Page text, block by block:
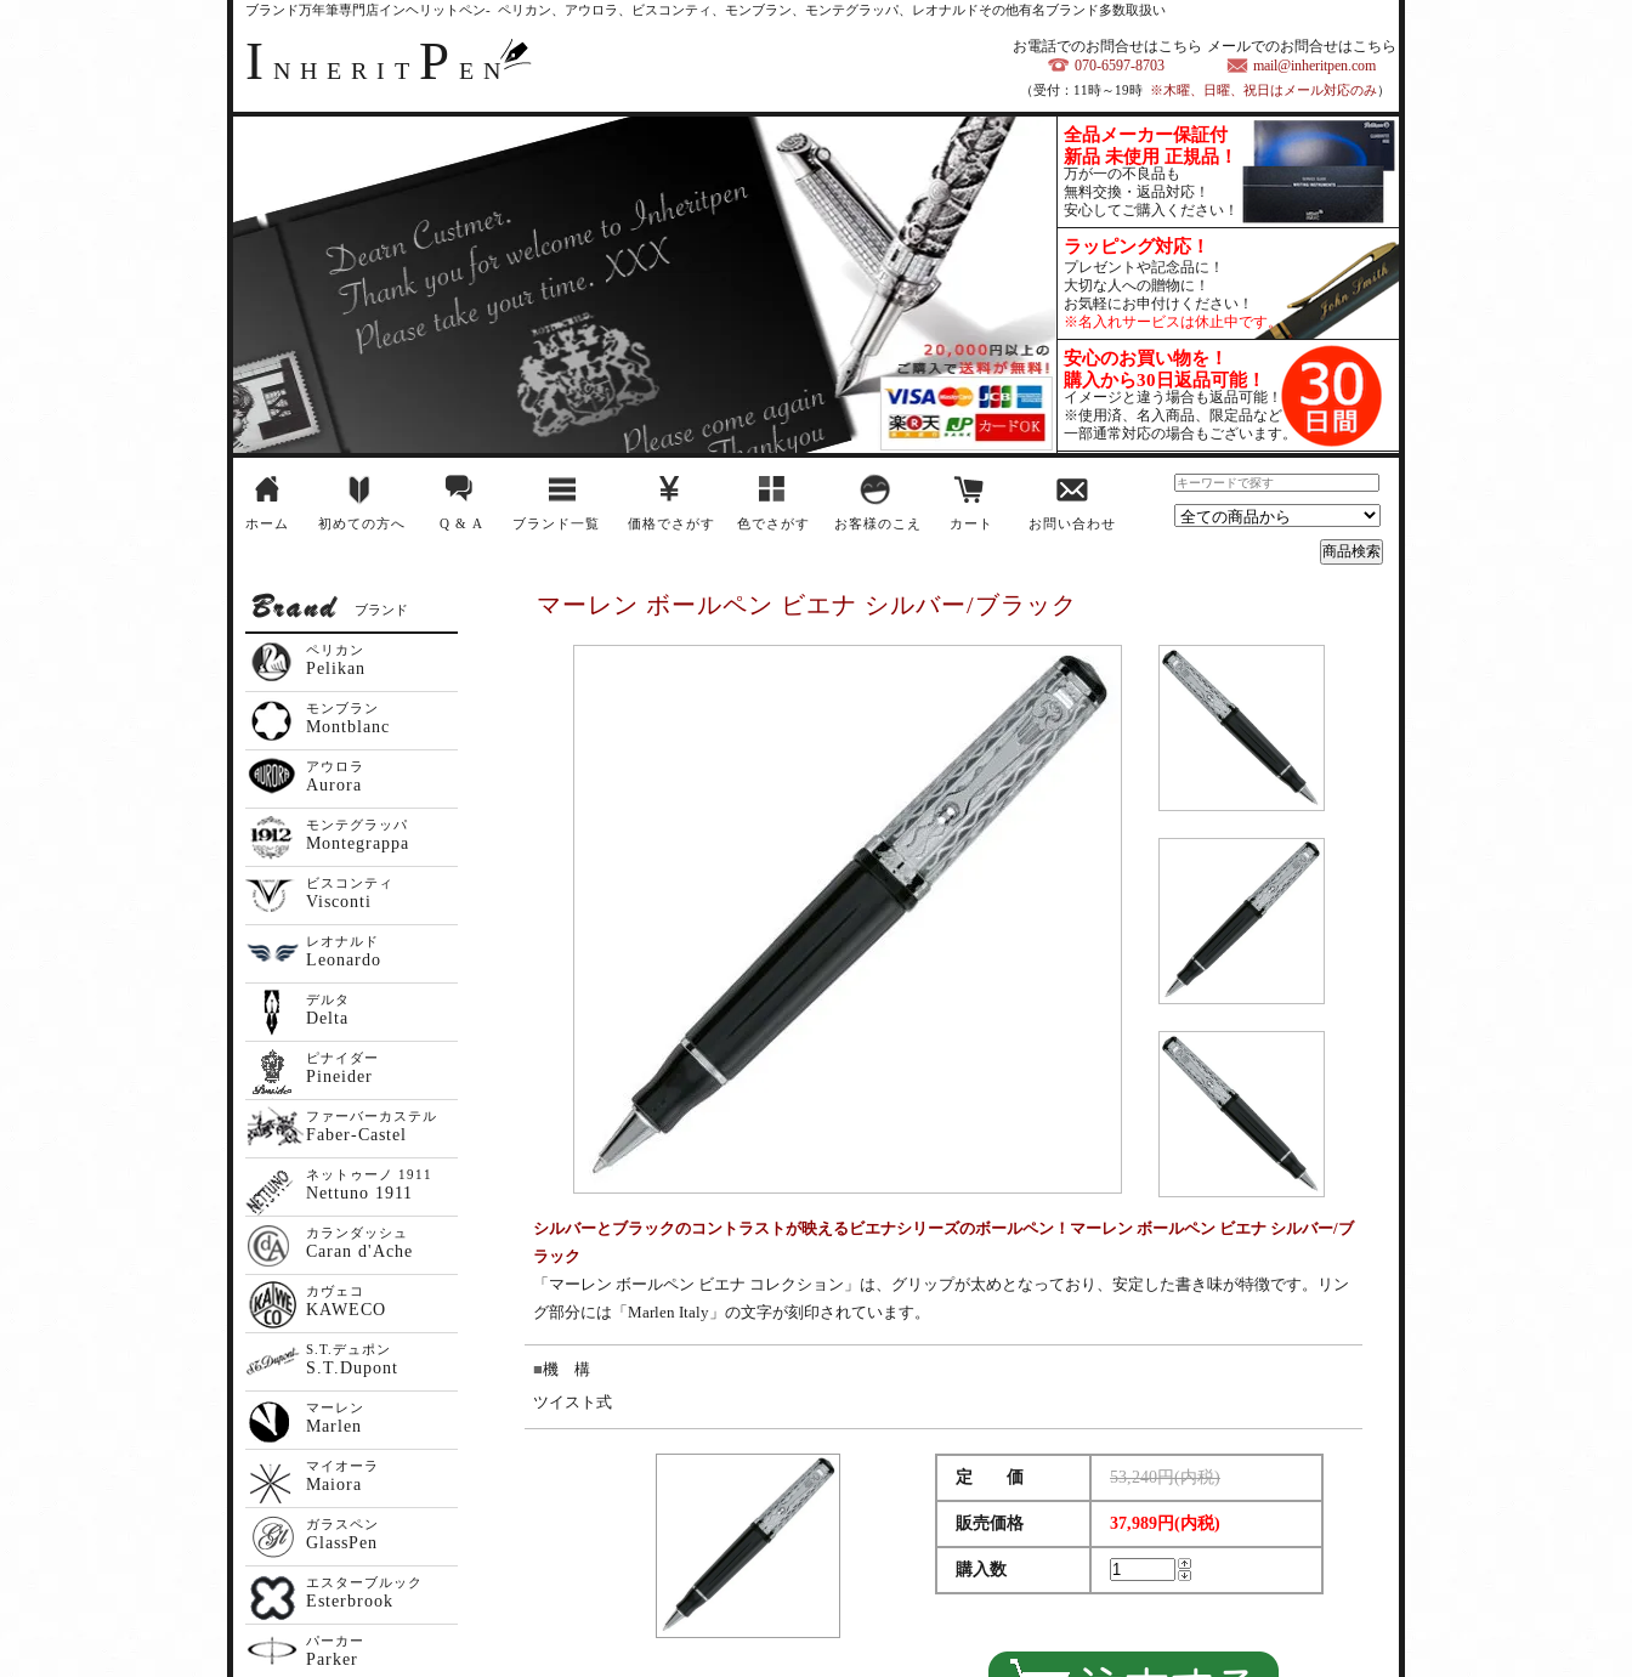
ブランド万年筆専門店インヘリットペン- ペリカン、アウロラ、ビスコンティ、モンブラン、モンテグラッパ、レオナルドその他有名ブランド多数取扱い
I NHERIT P EN
お電話でのお問合せはこちら
070-6597-8703
メールでのお問合せはこちら
mail@inheritpen.com
（受付：11時～19時 ※木曜、日曜、祝日はメール対応のみ）
全品メーカー保証付
新品 未使用 正規品！
万が一の不良品も
無料交換・返品対応！
安心してご購入ください！
ラッピング対応！
プレゼントや記念品に！
大切な人への贈物に！
お気軽にお申付けください！
※名入れサービスは休止中です。
安心のお買い物を！
購入から30日返品可能！
イメージと違う場合も返品可能！
※使用済、名入商品、限定品など
一部通常対応の場合もございます。
ホーム 初めての方へ Q & A ブランド一覧 価格でさがす 色でさがす お客様のこえ カート お問い合わせ
マーレン ボールペン ビエナ シルバー/ブラック
シルバーとブラックのコントラストが映えるビエナシリーズのボールペン！マーレン ボールペン ビエナ シルバー/ブ
ラック
「マーレン ボールペン ビエナ コレクション」は、グリップが太めとなっており、安定した書き味が特徴です。リン
グ部分には「Marlen Italy」の文字が刻印されています。
機 構
ツイスト式
定 価 53,240円(内税)
販売価格 37,989円(内税)
購入数
ブランド
ペリカン
Pelikan
モンブラン
Montblanc
アウロラ
Aurora
モンテグラッパ
Montegrappa
ビスコンティ
Visconti
レオナルド
Leonardo
デルタ
Delta
ピナイダー
Pineider
ファーバーカステル
Faber-Castel
ネットゥーノ 1911
Nettuno 1911
カランダッシュ
Caran d'Ache
カヴェコ
KAWECO
S.T.デュポン
S.T.Dupont
マーレン
Marlen
マイオーラ
Maiora
ガラスペン
GlassPen
エスターブルック
Esterbrook
パーカー
Parker